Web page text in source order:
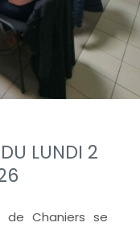
LUNDI 2
de Chaniers se